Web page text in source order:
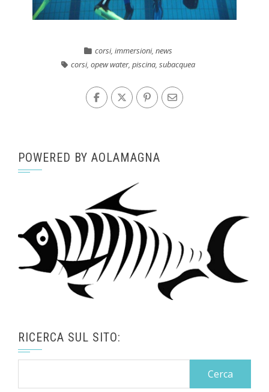
corsi,immersioni,news
corsi,opew water,piscina,subacquea
POWERED BY AOLAMAGNA
RICERCA SUL SITO: